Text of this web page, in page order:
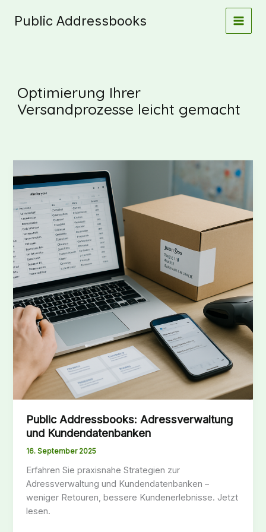
InhaltPublic Addressbooks
Optimierung Ihrer
Versandprozesse leicht gemacht
Public Addressbooks: Adressverwaltung
und Kundendatenbanken
16. September 2025
Erfahren Sie praxisnahe Strategien zur
Adressverwaltung und Kundendatenbanken –
weniger Retouren, bessere Kundenerlebnisse. Jetzt
lesen.